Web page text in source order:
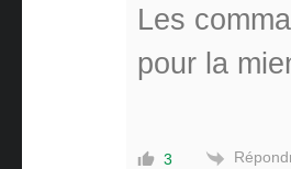
Les
pour la
3